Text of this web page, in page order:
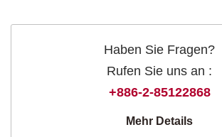
Haben Sie Fragen?
Rufen Sie uns an :
+886-2-85122868
Mehr Details